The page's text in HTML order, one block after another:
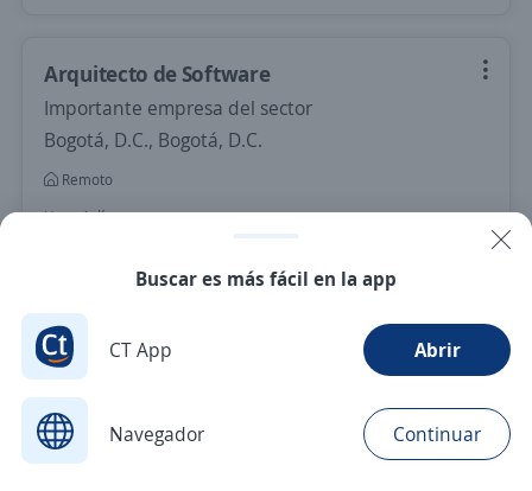
Arquitecto de Software
Importante empresa del sector
Bogotá, D.C., Bogotá, D.C.
Remoto
Hace 4 días
Empleos similares
Director/a Gerente comercial
Buscar es más fácil en la app
CT App Abrir
Navegador Continuar